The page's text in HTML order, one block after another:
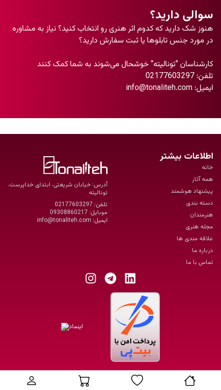
سوالی دارید؟
هنوز شک دارید که کدوم اثر هنری رو انتخاب کنید؟ نیاز به مشاوره
در مورد جنس تابلو‌ها یا ثبت سفارش دارید؟
کارشناسان "تونالیته" خوشحال می‌شوند به شما کمک کنند
تلفن: 02177603297
ایمیل: info@tonaliteh.com
آدرس: خیابان شریعتی، ابتدای خداپرست،
تونالیته
تلفن: 02177603297
موبایل: 09308860217
ایمیل: info@tonaliteh.com
اطلاعات بیشتر
خانه
همه آثار
پیشنهاد هوشمند
دسته بندی
هنرمندان
مجله هنری
علاقه مندی ها
درباره ما
تماس با ما